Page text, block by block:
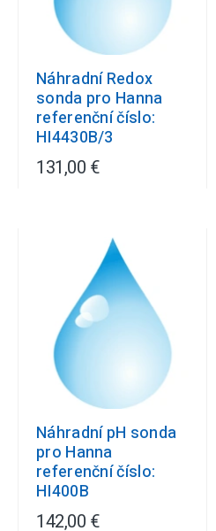
Náhradní Redox
sonda pro Hanna
referenční číslo:
HI4430B/3
131,00 €
Náhradní pH sonda
pro Hanna
referenční číslo:
HI400B
142,00 €